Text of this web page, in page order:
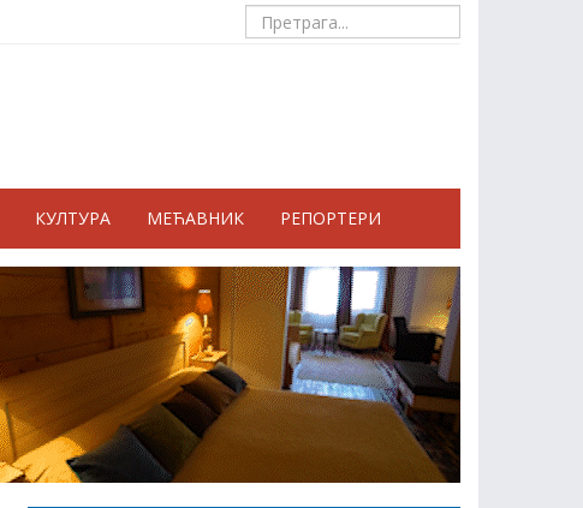
КУЛТУРА МЕЋАВНИК РЕПОРТЕРИ